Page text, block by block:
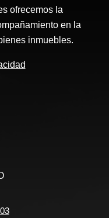
ofrecemos la
en la
inmuebles.